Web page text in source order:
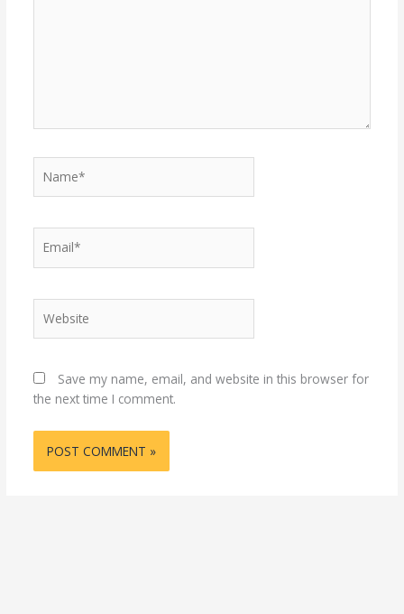
Save my name, email, and website in this browser for
the next time I comment.